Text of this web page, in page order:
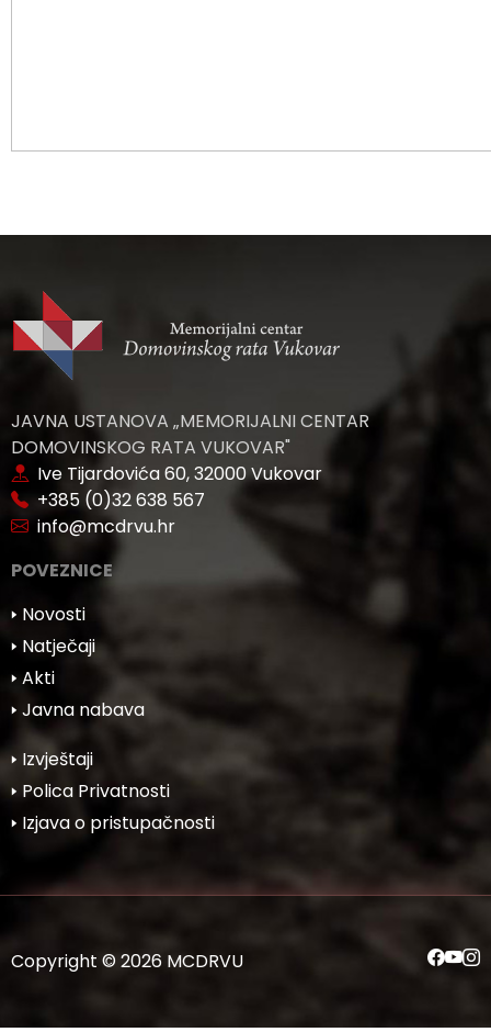
JAVNA USTANOVA „MEMORIJALNI CENTAR
DOMOVINSKOG RATA VUKOVAR"
Ive Tijardovića 60, 32000 Vukovar
+385 (0)32 638 567
info@mcdrvu.hr
POVEZNICE
🢒 Novosti
🢒 Natječaji
🢒 Akti
🢒 Javna nabava
🢒 Izvještaji
🢒 Polica Privatnosti
🢒 Izjava o pristupačnosti
Copyright © 2026 MCDRVU